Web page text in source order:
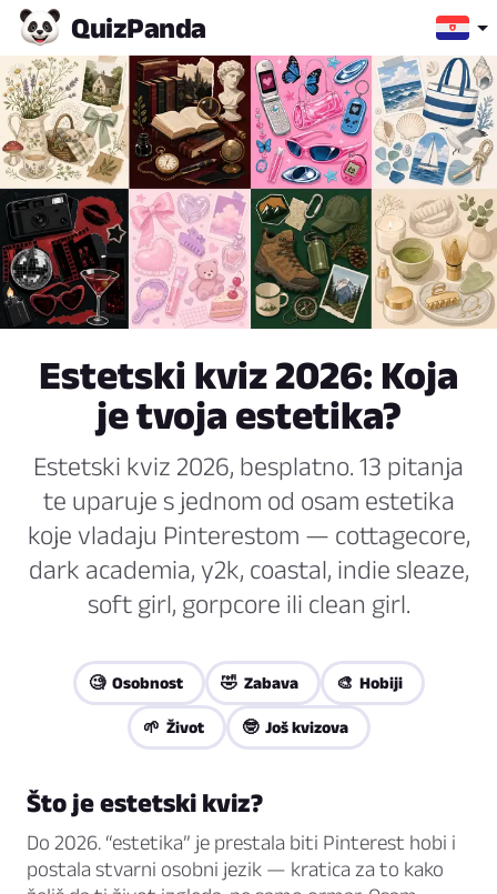
QuizPanda
Estetski kviz 2026: Koja
je tvoja estetika?
Estetski kviz 2026, besplatno. 13 pitanja
te uparuje s jednom od osam estetika
koje vladaju Pinterestom — cottagecore,
dark academia, y2k, coastal, indie sleaze,
soft girl, gorpcore ili clean girl.
🧐 Osobnost 🤣 Zabava 🎨 Hobiji
🌱 Život 🤓 Još kvizova
Što je estetski kviz?
Do 2026. “estetika” je prestala biti Pinterest hobi i
postala stvarni osobni jezik — kratica za to kako